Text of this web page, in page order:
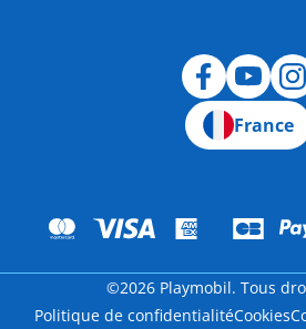
France
©2026 Playmobil. Tous
Politique de confidentialitéCookies